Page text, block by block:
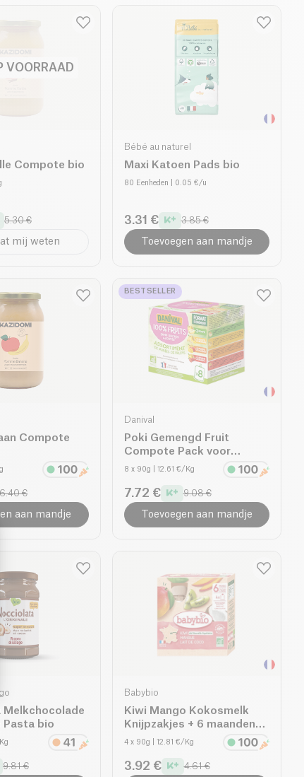
VOORRAAD
Compote bio
5.30 €
mij weten
Bébé au naturel
Maxi Katoen Pads bio
80 Eenheden | 0.05 €/u
3.31 € 3.85 €
Toevoegen aan mandje
Compote
6.40 €
aan mandje
BESTSELLER
Danival
Poki Gemengd Fruit
Compote Pack voor
Kinderen bio
8 x 90g | 12.61 €/Kg
7.72 € 9.08 €
Toevoegen aan mandje
Melkchocolade
Pasta bio
9.81 €
Babybio
Kiwi Mango Kokosmelk
Knijpzakjes + 6 maanden
bio
4 x 90g | 12.81 €/Kg
3.92 € 4.61 €
Your Options